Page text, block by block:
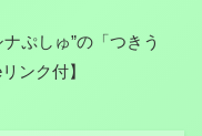
ぷしゅ”の「つきう
ンク付】